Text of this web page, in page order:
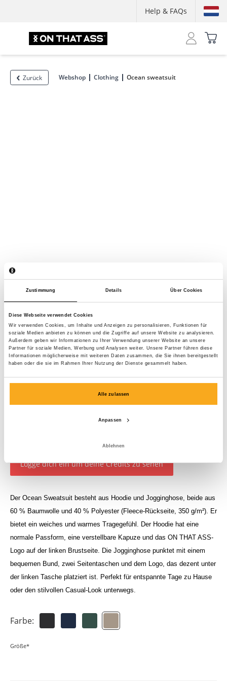
Zustimmung Details Über Cookies
Diese Webseite verwendet Cookies
Wir verwenden Cookies, um Inhalte und Anzeigen zu personalisieren, Funktionen für
soziale Medien anbieten zu können und die Zugriffe auf unsere Website zu analysieren.
Außerdem geben wir Informationen zu Ihrer Verwendung unserer Website an unsere
Partner für soziale Medien, Werbung und Analysen weiter. Unsere Partner führen diese
Informationen möglicherweise mit weiteren Daten zusammen, die Sie ihnen bereitgestellt
haben oder die sie im Rahmen Ihrer Nutzung der Dienste gesammelt haben.
Alle zulassen
Anpassen
Ablehnen
Help & FAQs
Zurück Webshop Clothing Ocean sweatsuit
Logge dich ein um deine Credits zu sehen
Der Ocean Sweatsuit besteht aus Hoodie und Jogginghose, beide aus
60 % Baumwolle und 40 % Polyester (Fleece-Rückseite, 350 g/m²). Er
bietet ein weiches und warmes Tragegefühl. Der Hoodie hat eine
normale Passform, eine verstellbare Kapuze und das ON THAT ASS-
Logo auf der linken Brustseite. Die Jogginghose punktet mit einem
bequemen Bund, zwei Seitentaschen und dem Logo, das dezent unter
der linken Tasche platziert ist. Perfekt für entspannte Tage zu Hause
oder den stilvollen Casual-Look unterwegs.
Farbe:
Größe*